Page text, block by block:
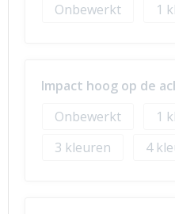
Onbewerkt
1
Impact hoog op de
Onbewerkt
1
3
4